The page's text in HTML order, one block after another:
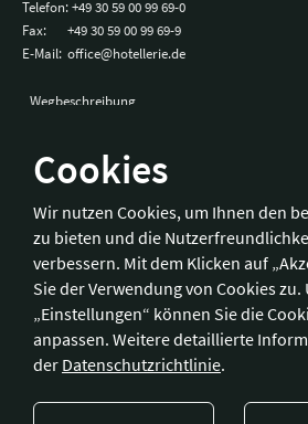
Cookies
Wir nutzen Cookies, um Ihnen den
zu bieten und die
verbessern. Mit dem Klicken auf
Sie der Verwendung von Cookies zu.
„Einstellungen“ können Sie die
anpassen. Weitere detaillierte
der Datenschutzrichtlinie.
Telefon:+49 30 59 00 99 69-0
Fax:
+49 30 59 00 99 69-9
E-Mail: office@hotellerie.de
Wegbeschreibung
Hotelverband Deutschland (IHA) / IHA-Service
Kronprinzenstraße 37
53173 Bonn
Telefon:
Fax:
+49 228 92 39 29-9
E-Mail:bonn@hotellerie.de